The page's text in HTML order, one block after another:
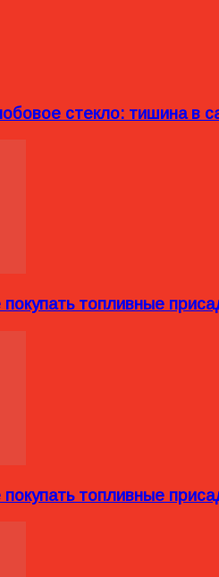
стекло: тишина в
топливные
топливные